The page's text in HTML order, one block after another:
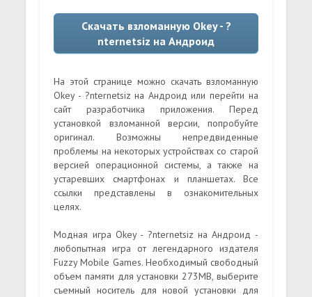
Скачать взломанную Okey - ?
nternetsiz на Андроид
На этой странице можно скачать взломанную
Okey - ?nternetsiz на Андроид или перейти на
сайт разработчика приложения. Перед
установкой взломанной версии, попробуйте
оригинал. Возможны непредвиденные
проблемы на некоторых устройствах со старой
версией операционной системы, а также на
устаревших смартфонах и планшетах. Все
ссылки представлены в ознакомительных
целях.
Модная игра Okey - ?nternetsiz на Андроид -
любопытная игра от легендарного издателя
Fuzzy Mobile Games. Необходимый свободный
объем памяти для установки 273MB, выберите
съемный носитель для новой установки для